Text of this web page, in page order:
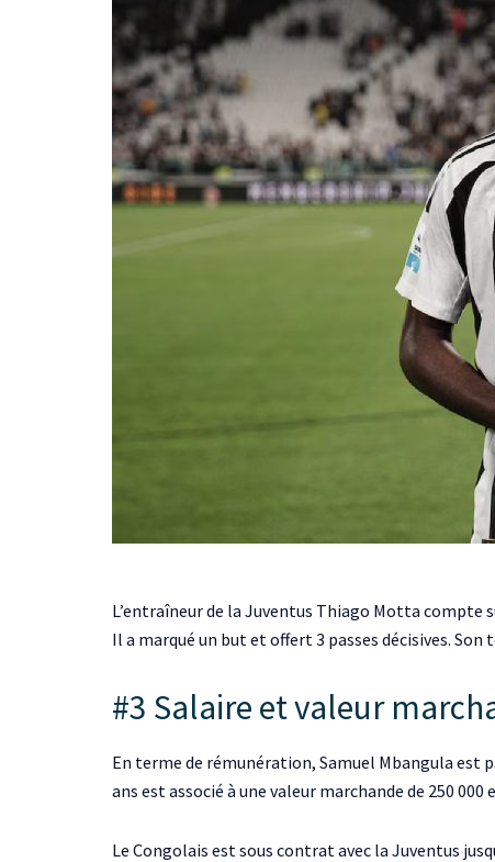
L’entraîneur de la Juventus Thiago Motta compte
Il a marqué un but et offert 3 passes décisives. Son
#3 Salaire et valeur
En terme de rémunération, Samuel Mbangula est
ans est associé à une valeur marchande de 250 000
Le Congolais est sous contrat avec la Juventus